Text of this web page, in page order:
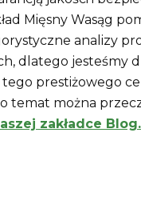
Mięsny Wasąg
analizy
dlatego jesteśmy
tego prestiżowego
temat można
zakładce Blog.